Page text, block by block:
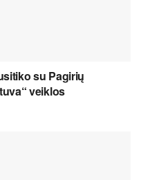
su Pagirių
veiklos